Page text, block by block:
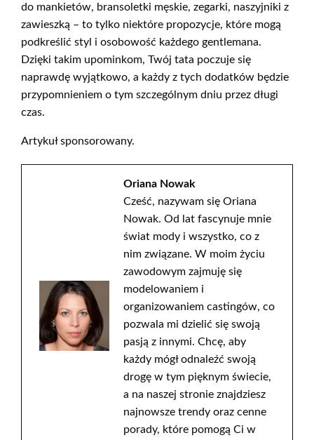
do mankietów, bransoletki męskie, zegarki, naszyjniki z
zawieszką – to tylko niektóre propozycje, które mogą
podkreślić styl i osobowość każdego gentlemana.
Dzięki takim upominkom, Twój tata poczuje się
naprawdę wyjątkowo, a każdy z tych dodatków będzie
przypomnieniem o tym szczególnym dniu przez długi
czas.
Artykuł sponsorowany.
Oriana Nowak
Cześć, nazywam się Oriana
Nowak. Od lat fascynuje mnie
świat mody i wszystko, co z
nim związane. W moim życiu
zawodowym zajmuję się
modelowaniem i
organizowaniem castingów, co
pozwala mi dzielić się swoją
pasją z innymi. Chcę, aby
każdy mógł odnaleźć swoją
drogę w tym pięknym świecie,
a na naszej stronie znajdziesz
najnowsze trendy oraz cenne
porady, które pomogą Ci w